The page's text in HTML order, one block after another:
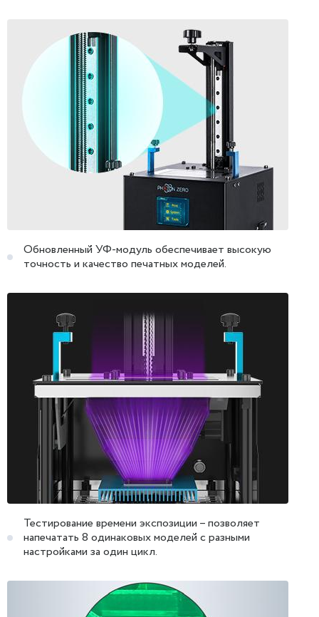
Обновленный УФ-модуль обеспечивает высокую
точность и качество печатных моделей.
Тестирование времени экспозиции – позволяет
напечатать 8 одинаковых моделей с разными
настройками за один цикл.